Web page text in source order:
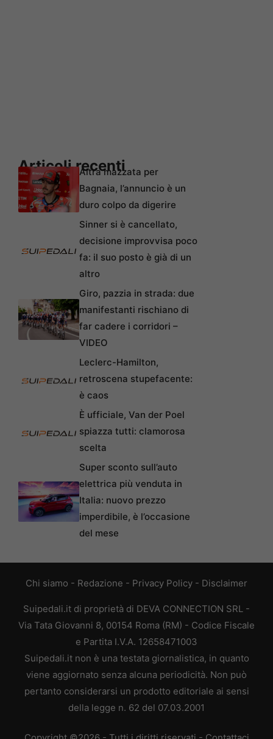
Articoli recenti
Altra mazzata per
Bagnaia, l’annuncio è un
duro colpo da digerire
Sinner si è cancellato,
decisione improvvisa poco
fa: il suo posto è già di un
altro
Giro, pazzia in strada: due
manifestanti rischiano di
far cadere i corridori –
VIDEO
Leclerc-Hamilton,
retroscena stupefacente:
è caos
È ufficiale, Van der Poel
spiazza tutti: clamorosa
scelta
Super sconto sull’auto
elettrica più venduta in
Italia: nuovo prezzo
imperdibile, è l’occasione
del mese
Chi siamo - Redazione - Privacy Policy - Disclaimer
Suipedali.it di proprietà di DEVA CONNECTION SRL -
Via Tata Giovanni 8, 00154 Roma (RM) - Codice Fiscale
e Partita I.V.A. 12658471003
Suipedali.it non è una testata giornalistica, in quanto
viene aggiornato senza alcuna periodicità. Non può
pertanto considerarsi un prodotto editoriale ai sensi
della legge n. 62 del 07.03.2001